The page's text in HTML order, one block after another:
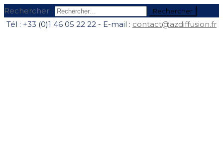
Rechercher :
Tél : +33 (0)1 46 05 22 22 - E-mail : contact@azdiffusion.fr